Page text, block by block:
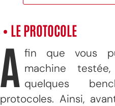
• LE PROTOCOLE
A fin que vous
machine
quelques
protocoles. Ainsi,